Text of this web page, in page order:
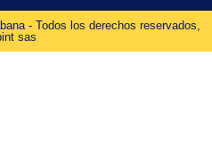
- Todos los derechos reservados,
sas